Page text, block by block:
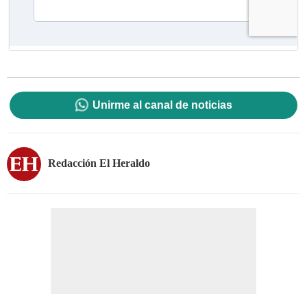
Unirme al canal de noticias
Redacción El Heraldo